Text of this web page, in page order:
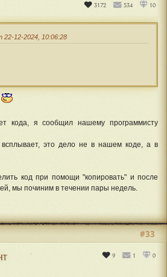
3172 534 10
12-2024, 10:06:28
кода, я сообщил нашему программисту
это дело не в нашем коде, а в
код при помощи "копировать" и после
мы починим в течении пары недель.
9 1 0
#33